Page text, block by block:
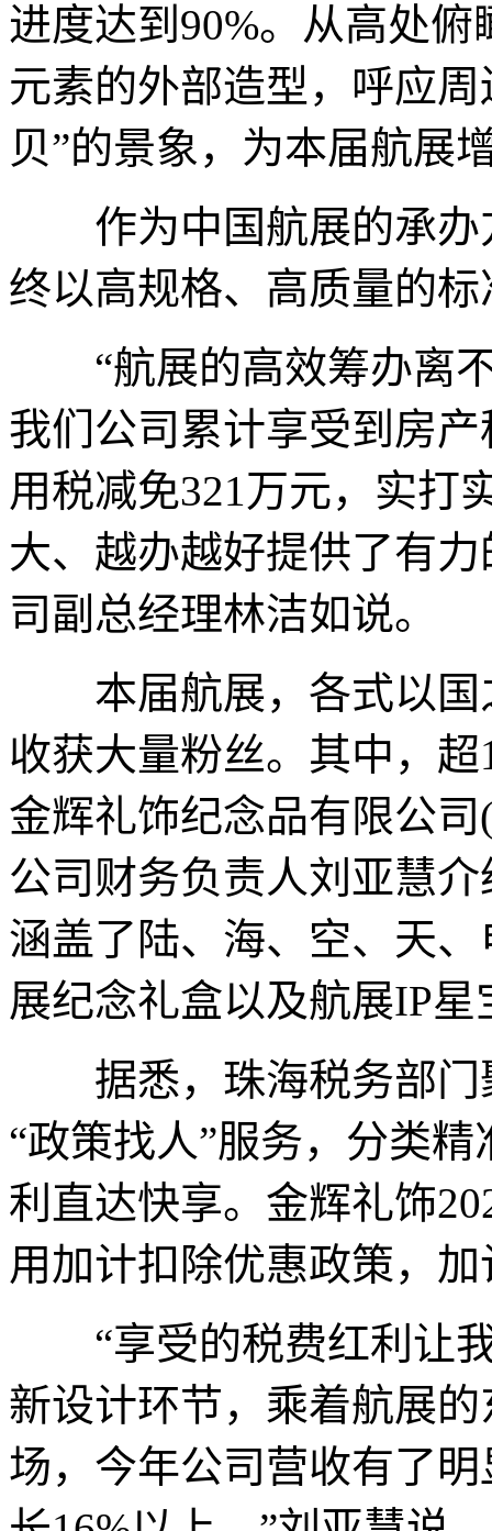
进度达到90%。从高处
元素的外部造型，呼应
贝”的景象，为本届航展
作为中国航展的承办
终以高规格、高质量的
“航展的高效筹办离不
我们公司累计享受到房
用税减免321万元，实打
大、越办越好提供了有
司副总经理林洁如说。
本届航展，各式以国
收获大量粉丝。其中，
金辉礼饰纪念品有限公
公司财务负责人刘亚慧
涵盖了陆、海、空、天
展纪念礼盒以及航展IP
据悉，珠海税务部门
“政策找人”服务，分类
利直达快享。金辉礼饰
用加计扣除优惠政策，
“享受的税费红利让我
新设计环节，乘着航展
场，今年公司营收有了